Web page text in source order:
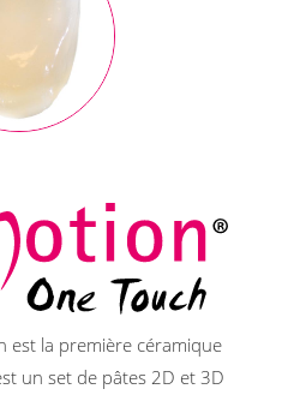
est la première céramique
un set de pâtes 2D et 3D